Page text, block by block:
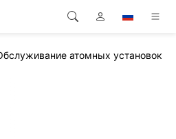
атомных установок